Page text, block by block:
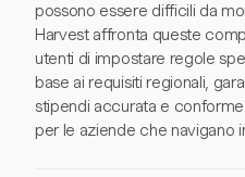
possono essere difficili da
Harvest affronta queste
utenti di impostare regole
base ai requisiti regionali,
stipendi accurata e
per le aziende che navigano